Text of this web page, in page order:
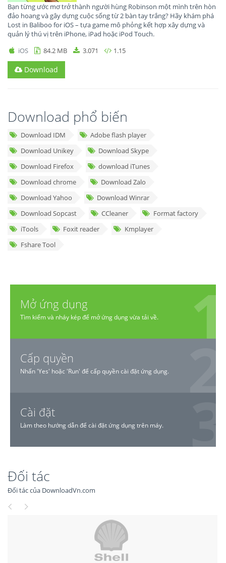
Bạn từng ước mơ trở thành người hùng Robinson một mình trên hòn
đảo hoang và gây dựng cuộc sống từ 2 bàn tay trắng? Hãy khám phá
Lost in Baliboo for iOS – tựa game mô phỏng kết hợp xây dựng và
quản lý thú vị trên iPhone, iPad hoặc iPod Touch.
iOS
84.2 MB 3.071 1.15
Download
Download phổ biến
Download IDM
Adobe flash player
Download Unikey
Download Skype
Download Firefox
download iTunes
Download chrome
Download Zalo
Download Yahoo
Download Winrar
Download Sopcast
CCleaner
Format factory
iTools
Foxit reader
Kmplayer
Fshare Tool
Mở ứng dụng
Tìm kiếm và nháy kép để mở ứng dụng vừa tải về.
Cấp quyền
Nhấn 'Yes' hoặc 'Run' để cấp quyền cài đặt ứng dụng.
Cài đặt
Làm theo hướng dẫn để cài đặt ứng dụng trên máy.
Đối tác
Đối tác của DownloadVn.com